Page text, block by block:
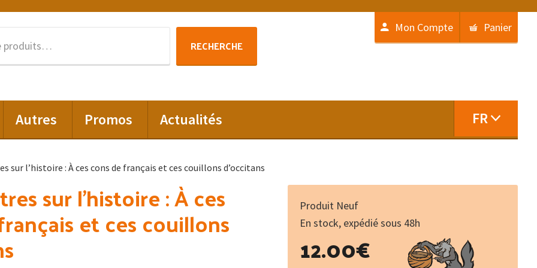
RECHERCHE
Mon Compte Panier
Autres Promos Actualités FR
sur l’histoire : À ces cons de français et ces couillons d’occitans
sur l’histoire : À ces
et ces couillons
Produit Neuf
En stock, expédié sous 48h
12.00€
de